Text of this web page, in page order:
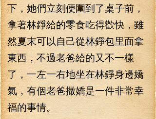
下，她們立刻便圍到了桌子前，
拿著林錚給的零食吃得歡快，雖
然夏末可以自己從林錚包里面拿
東西，不過老爸給的又不一樣
了，一左一右地坐在林錚身邊嬌
氣，有個老爸撒嬌是一件非常幸
福的事情。